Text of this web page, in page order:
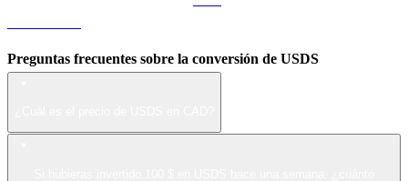
Preguntas frecuentes sobre la conversión de USDS